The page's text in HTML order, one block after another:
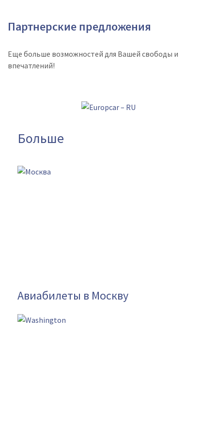
Партнерские предложения
Еще больше возможностей для Вашей свободы и
впечатлений!
Больше
Авиабилеты в Москву